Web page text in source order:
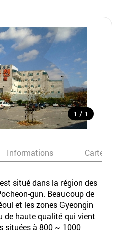
1 / 1
Informations Carte
situé dans la région des
gun. Beaucoup de
et les zones Gyeongin
de haute qualité qui vient
situées à 800 ~ 1000